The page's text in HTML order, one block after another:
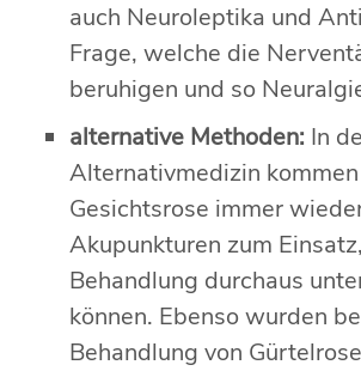
auch Neuroleptika und
Frage, welche die
beruhigen und so
alternative Methoden: In
Alternativmedizin
Gesichtsrose immer
Akupunkturen zum
Behandlung durchaus
können. Ebenso wurden
Behandlung von